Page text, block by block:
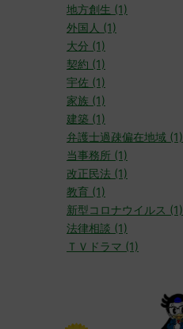
地方創生 (1)
外国人 (1)
大分 (1)
契約 (1)
宇佐 (1)
家族 (1)
建築 (1)
弁護士過疎偏在地域 (1)
当事務所 (1)
改正民法 (1)
教育 (1)
新型コロナウイルス (1)
法律相談 (1)
ＴＶドラマ (1)